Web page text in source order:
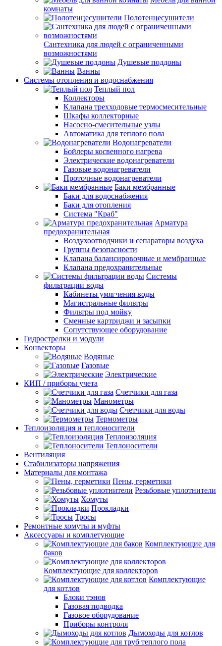
комнаты
Полотенцесушители
Сантехника для людей с ограниченными
возможностями
Душевые поддоны
Ванны
Системы отопления и водоснабжения
Теплый пол
Коллекторы
Клапана трехходовые термосмесительные
Шкафы коллекторные
Насосно-смесительные узлы
Автоматика для теплого пола
Водонагреватели
Бойлеры косвенного нагрева
Электрические водонагреватели
Газовые водонагреватели
Проточные водонагреватели
Баки мембранные
Баки для водоснабжения
Баки для отопления
Система "Краб"
Арматура
предохранительная
Воздухоотводчики и сепараторы воздуха
Группы безопасности
Клапана балансировочные и мембранные
Клапана предохранительные
Системы
фильтрации воды
Кабинеты умягчения воды
Магистральные фильтры
Фильтры под мойку
Сменные картриджи и засыпки
Сопутствующее оборудование
Гидрострелки и модули
Конвекторы
Водяные
Газовые
Электрические
КИП / приборы учета
Счетчики для газа
Манометры
Счетчики для воды
Термометры
Теплоизоляция и теплоносители
Теплоизоляция
Теплоносители
Вентиляция
Стабилизаторы напряжения
Материалы для монтажа
Пены, герметики
Резьбовые уплотнители
Хомуты
Прокладки
Тросы
Ремонтные хомуты и муфты
Аксессуары и комплетующие
Комплектующие для
баков
Комплектующие для коллекторов
Комплектующие
для котлов
Блоки тэнов
Газовая подводка
Газовое оборудование
Приборы контроля
Дымоходы для котлов